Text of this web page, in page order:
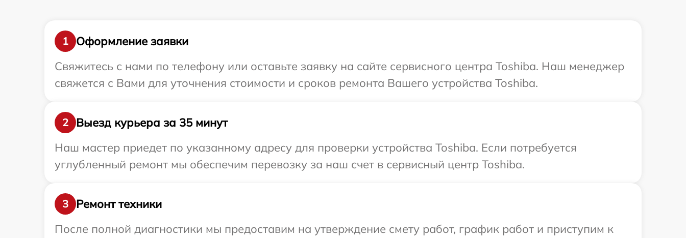
1
Оформление заявки
Свяжитесь с нами по телефону или оставьте заявку на сайте сервисного центра Toshiba. Наш менеджер
свяжется с Вами для уточнения стоимости и сроков ремонта Вашего устройства Toshiba.
2
Выезд курьера за 35 минут
Наш мастер приедет по указанному адресу для проверки устройства Toshiba. Если потребуется
углубленный ремонт мы обеспечим перевозку за наш счет в сервисный центр Toshiba.
3
Ремонт техники
После полной диагностики мы предоставим на утверждение смету работ, график работ и приступим к